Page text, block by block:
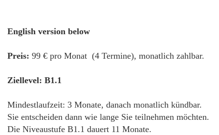
English version below
Preis: 99 € pro Monat (4 Termine), monatlich zahlbar.
Ziellevel: B1.1
Mindestlaufzeit: 3 Monate, danach monatlich kündbar.
Sie entscheiden dann wie lange Sie teilnehmen möchten.
Die Niveaustufe B1.1 dauert 11 Monate.